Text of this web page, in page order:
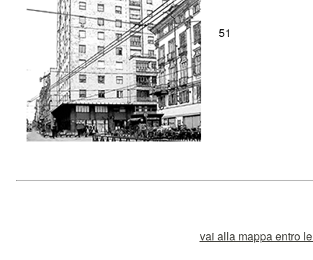
51
vai alla mappa entro